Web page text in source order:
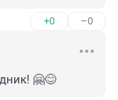
+0 –0
🤗😊